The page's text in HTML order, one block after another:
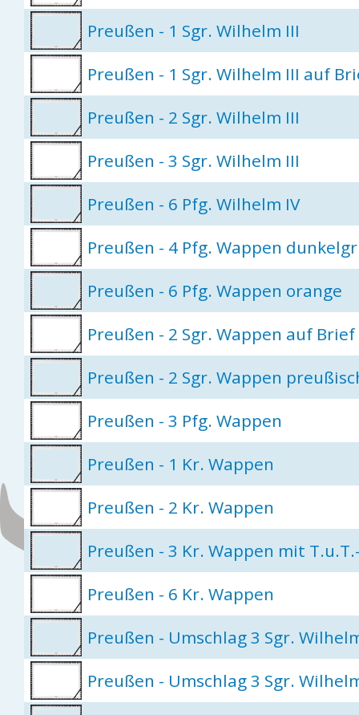
Preußen - 1 Sgr. Wilhelm III
Preußen - 1 Sgr. Wilhelm III auf
Preußen - 2 Sgr. Wilhelm III
Preußen - 3 Sgr. Wilhelm III
Preußen - 6 Pfg. Wilhelm IV
Preußen - 4 Pfg. Wappen
Preußen - 6 Pfg. Wappen orange
Preußen - 2 Sgr. Wappen auf Brief
Preußen - 2 Sgr. Wappen
Preußen - 3 Pfg. Wappen
Preußen - 1 Kr. Wappen
Preußen - 2 Kr. Wappen
Preußen - 3 Kr. Wappen mit
Preußen - 6 Kr. Wappen
Preußen - Umschlag 3 Sgr.
Preußen - Umschlag 3 Sgr.